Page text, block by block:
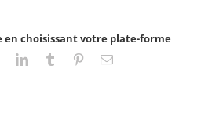
en choisissant votre plate-forme
LinkedInTumblr PinterestEmail